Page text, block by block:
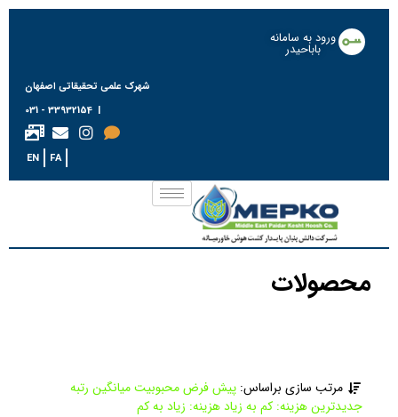
ورود به سامانه
باباحیدر
شهرک علمی تحقیقاتی اصفهان
| 33932154 - 031
FA
EN
محصولات
مرتب سازی براساس: پیش فرضمحبوبیتمیانگین رتبه
جدیدترینهزینه: کم به زیادهزینه: زیاد به کم